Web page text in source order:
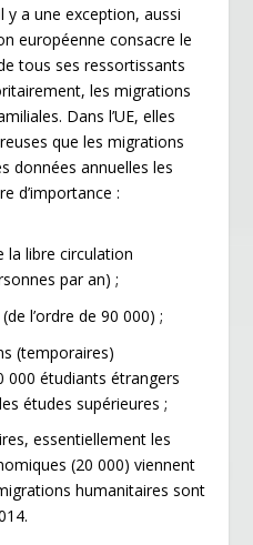
y a une exception, aussi
européenne consacre le
tous ses ressortissants
les migrations
Dans l’UE, elles
que les migrations
données annuelles les
d’importance :
la libre circulation
par an) ;
l’ordre de 90 000) ;
(temporaires)
000 étudiants étrangers
études supérieures ;
essentiellement les
(20 000) viennent
humanitaires sont